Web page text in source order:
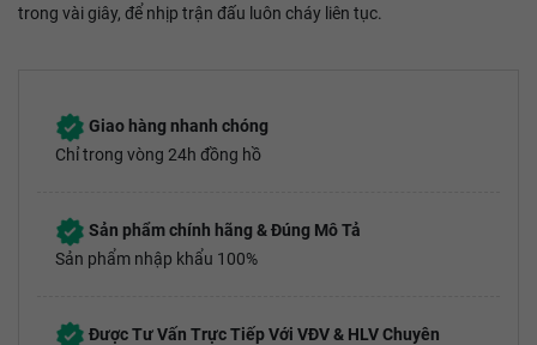
trong vài giây, để nhịp trận đấu luôn cháy liên tục.
Giao hàng nhanh chóng
Chỉ trong vòng 24h đồng hồ
Sản phẩm chính hãng & Đúng Mô Tả
Sản phẩm nhập khẩu 100%
Được Tư Vấn Trực Tiếp Với VĐV & HLV Chuyên